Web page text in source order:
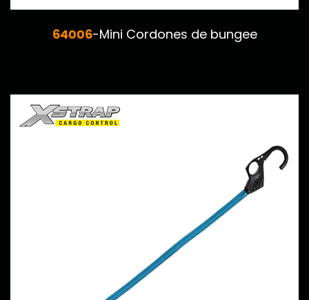
64006-Mini Cordones de bungee